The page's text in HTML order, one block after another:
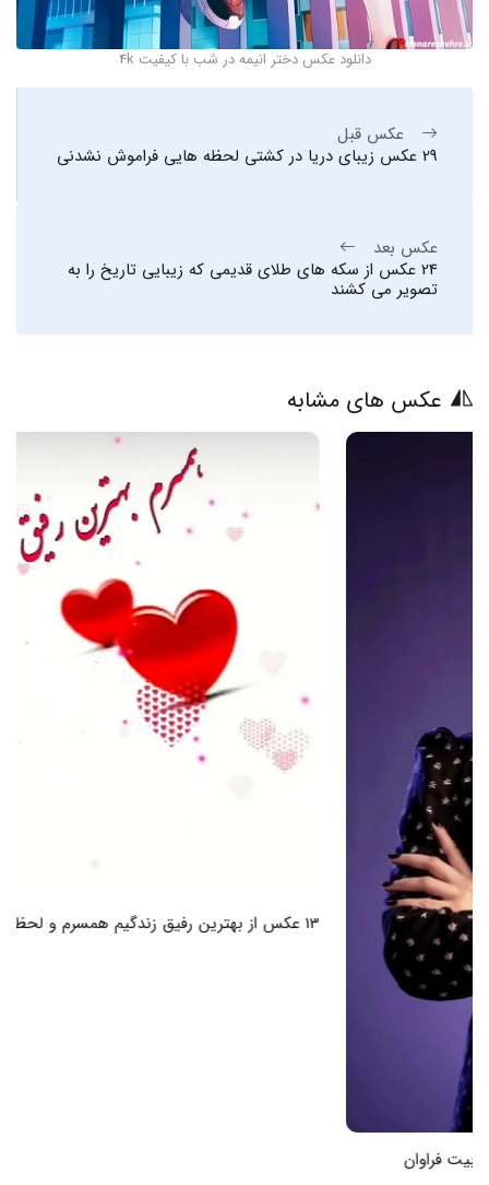
دانلود عکس دختر انیمه در شب با کیفیت 4k
عکس قبل
29 عکس زیبای دریا در کشتی لحظه هایی فراموش نشدنی
عکس بعد
24 عکس از سکه های طلای قدیمی که زیبایی تاریخ را به
تصویر می کشند
عکس های مشابه
13 عکس از بهترین رفیق زندگیم همسرم و لحظات فراموش نشدنی ما